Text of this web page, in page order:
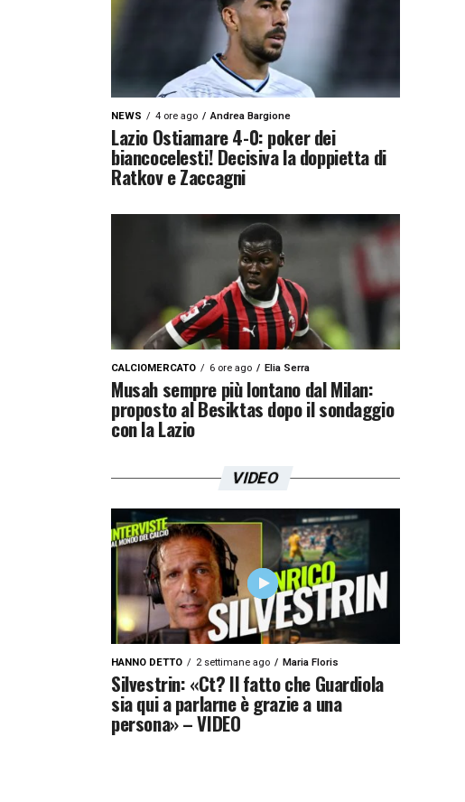
NEWS 4 ore ago Andrea Bargione
Lazio Ostiamare 4-0: poker dei
biancocelesti! Decisiva la doppietta di
Ratkov e Zaccagni
CALCIOMERCATO 6 ore ago Elia Serra
Musah sempre più lontano dal Milan:
proposto al Besiktas dopo il sondaggio
con la Lazio
VIDEO
HANNO DETTO 2 settimane ago Maria Floris
Silvestrin: «Ct? Il fatto che Guardiola
sia qui a parlarne è grazie a una
persona» – VIDEO